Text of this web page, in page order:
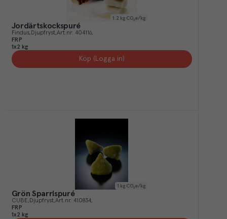
1.2 kg CO₂e/kg
Jordärtskockspuré
Findus Djupfryst Art.nr. 404116
FRP
1x2 kg
Köp (Logga in)
1 kg CO₂e/kg
Grön Sparrispuré
CUBE Djupfryst Art.nr. 410834
FRP
1x2 kg